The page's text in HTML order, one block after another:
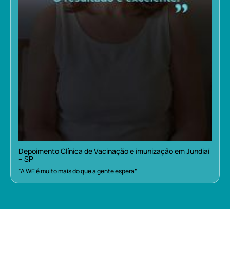
Depoimento Clínica de Vacinação e imunização em Jundiaí
– SP
“A WE é muito mais do que a gente espera”